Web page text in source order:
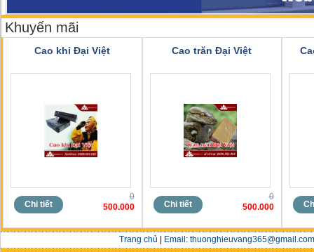
Khuyến mãi
Cao khỉ Đại Việt
Chi tiết
0
500.000
Cao trăn Đại Việt
Chi tiết
0
500.000
Trang chủ Email: